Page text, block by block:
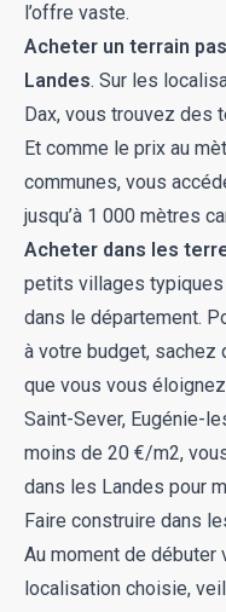
l’offre vaste.
Acheter un terrain
Landes. Sur les
Dax, vous trouvez des
Et comme le prix au
communes, vous
jusqu’à 1 000 mètres
Acheter dans les
petits villages typiques
dans le département.
à votre budget, sachez
que vous vous
Saint-Sever, Eugénie-
moins de 20 €/m2,
dans les Landes pour
Faire construire dans
Au moment de débuter
localisation choisie,